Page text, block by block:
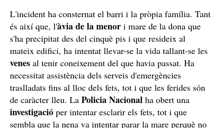
L'incident ha consternat el barri i la pròpia família. Tant
és així que, l'àvia de la menor i mare de la dona que
s'ha precipitat des del cinquè pis i que resideix al
mateix edifici, ha intentat llevar-se la vida tallant-se les
venes al tenir coneixement del que havia passat. Ha
necessitat assistència dels serveis d'emergències
traslladats fins al lloc dels fets, tot i que les ferides són
de caràcter lleu. La Policia Nacional ha obert una
investigació per intentar esclarir els fets, tot i que
sembla que la nena va intentar parar la mare perquè no